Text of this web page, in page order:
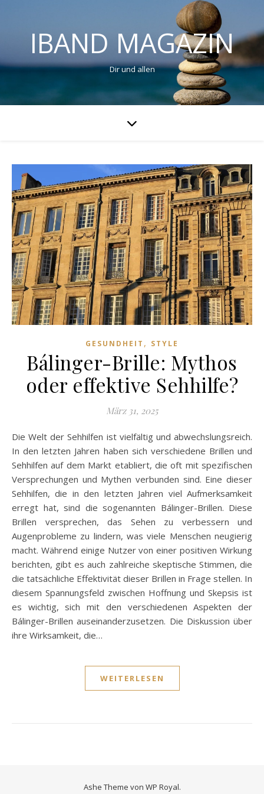
IBAND MAGAZIN
Dir und allen
GESUNDHEIT , STYLE
Bálinger-Brille: Mythos
oder effektive Sehhilfe?
März 31, 2025
Die Welt der Sehhilfen ist vielfältig und abwechslungsreich.
In den letzten Jahren haben sich verschiedene Brillen und
Sehhilfen auf dem Markt etabliert, die oft mit spezifischen
Versprechungen und Mythen verbunden sind. Eine dieser
Sehhilfen, die in den letzten Jahren viel Aufmerksamkeit
erregt hat, sind die sogenannten Bálinger-Brillen. Diese
Brillen versprechen, das Sehen zu verbessern und
Augenprobleme zu lindern, was viele Menschen neugierig
macht. Während einige Nutzer von einer positiven Wirkung
berichten, gibt es auch zahlreiche skeptische Stimmen, die
die tatsächliche Effektivität dieser Brillen in Frage stellen. In
diesem Spannungsfeld zwischen Hoffnung und Skepsis ist
es wichtig, sich mit den verschiedenen Aspekten der
Bálinger-Brillen auseinanderzusetzen. Die Diskussion über
ihre Wirksamkeit, die…
WEITERLESEN
Ashe Theme von WP Royal.